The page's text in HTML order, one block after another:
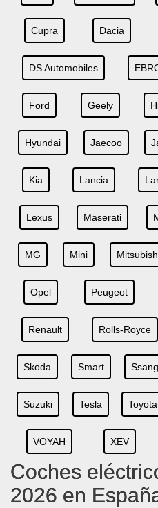
Cupra Dacia
DS Automobiles
Ford Geely
Hyundai Jaecoo
Kia Lancia
Lexus Maserati
MG Mini
Opel Peugeot
Renault Rolls-Royce
Skoda Smart
Suzuki Tesla Toyota
VOYAH XEV
Coches
2026 en